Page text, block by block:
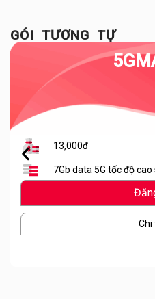
GÓI TƯƠNG TỰ
13,000đ
7Gb data 5G tốc độ
Hết lưu lượng dừng
Chi